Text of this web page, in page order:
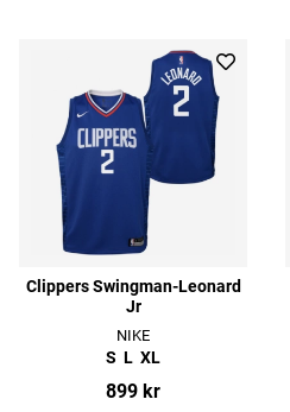
Clippers Swingman-Leonard
Jr
NIKE
S L XL
899 kr